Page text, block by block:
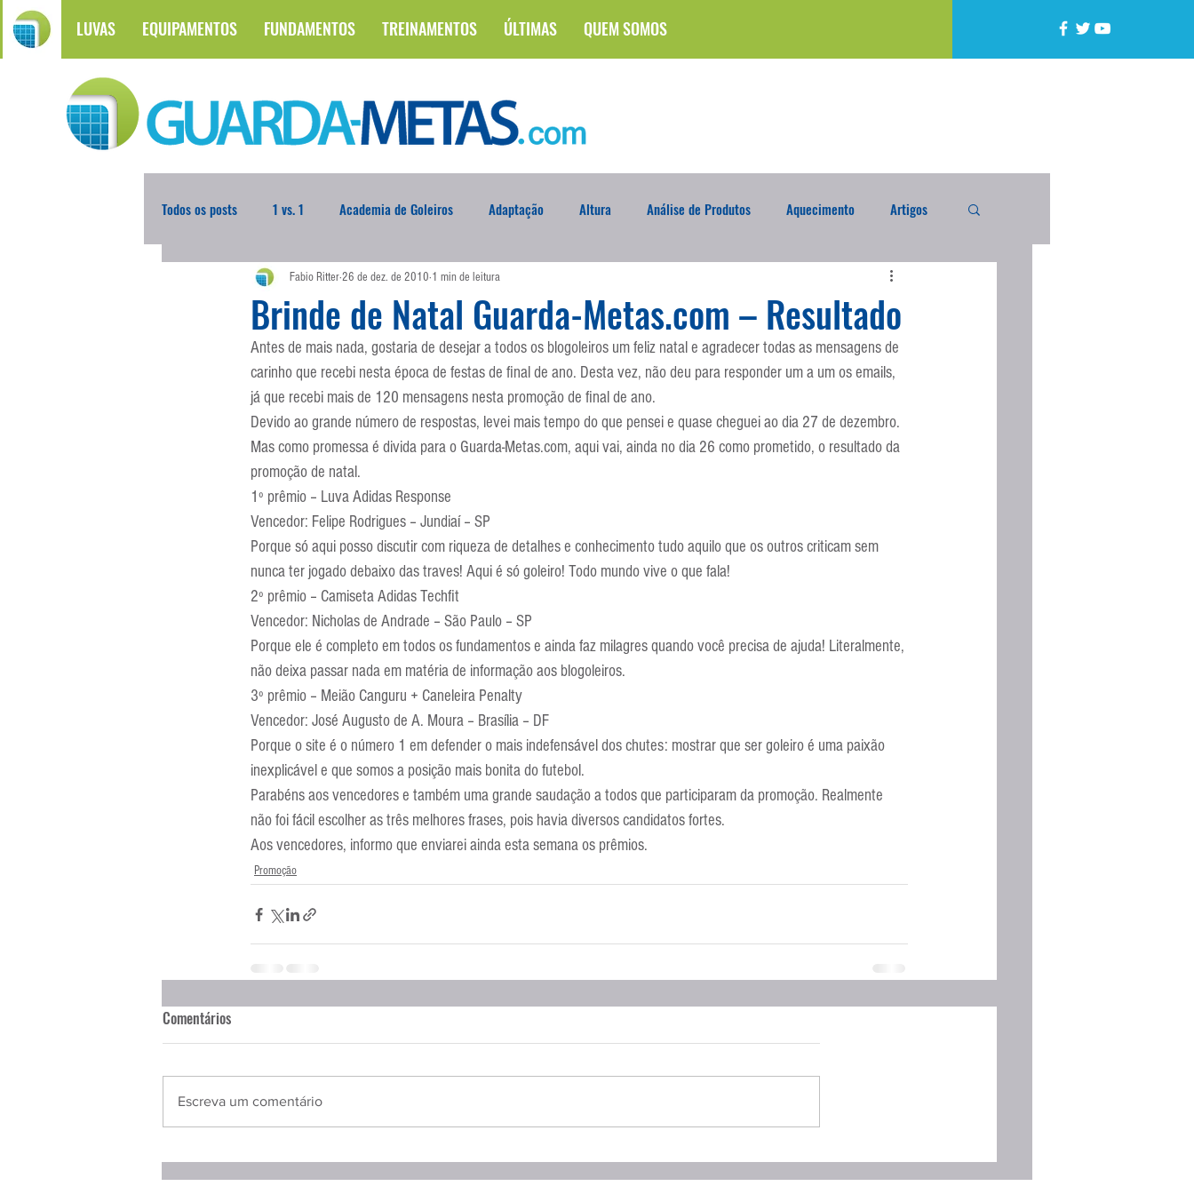
LUVAS EQUIPAMENTOS FUNDAMENTOS TREINAMENTOS ÚLTIMAS QUEM SOMOS
Todos os posts 1 vs. 1 Academia de Goleiros Adaptação Altura Análise de Produtos Aquecimento Artigos
Atualidades Blogoleiro da Semana Brasileirão Compra Exterior
Comunicação Copa do Mundo Curso Defesa da Semana Deslocamento DVD Encaixada Enquete
Entrevistas Equipamentos Escola Alemã Escola Americana Escola Argentina Escola Espanhola
Escola Francesa Escola Inglesa
Brinde de Natal Guarda-Metas.com – Resultado
Fabio Ritter26 de dez. de 2010 1 min de leitura
Antes de mais nada, gostaria de desejar a todos os blogoleiros um feliz natal e agradecer todas as mensagens de
carinho que recebi nesta época de festas de final de ano. Desta vez, não deu para responder um a um os emails,
já que recebi mais de 120 mensagens nesta promoção de final de ano.
Devido ao grande número de respostas, levei mais tempo do que pensei e quase cheguei ao dia 27 de dezembro.
Mas como promessa é divida para o Guarda-Metas.com, aqui vai, ainda no dia 26 como prometido, o resultado da
promoção de natal.
1º prêmio – Luva Adidas Response
Vencedor: Felipe Rodrigues – Jundiaí – SP
Porque só aqui posso discutir com riqueza de detalhes e conhecimento tudo aquilo que os outros criticam sem
nunca ter jogado debaixo das traves! Aqui é só goleiro! Todo mundo vive o que fala!
2º prêmio – Camiseta Adidas Techfit
Vencedor: Nicholas de Andrade – São Paulo – SP
Porque ele é completo em todos os fundamentos e ainda faz milagres quando você precisa de ajuda! Literalmente,
não deixa passar nada em matéria de informação aos blogoleiros.
3º prêmio – Meião Canguru + Caneleira Penalty
Vencedor: José Augusto de A. Moura – Brasília – DF
Porque o site é o número 1 em defender o mais indefensável dos chutes: mostrar que ser goleiro é uma paixão
inexplicável e que somos a posição mais bonita do futebol.
Parabéns aos vencedores e também uma grande saudação a todos que participaram da promoção. Realmente
não foi fácil escolher as três melhores frases, pois havia diversos candidatos fortes.
Aos vencedores, informo que enviarei ainda esta semana os prêmios.
Promoção
Comentários
Escreva um comentário